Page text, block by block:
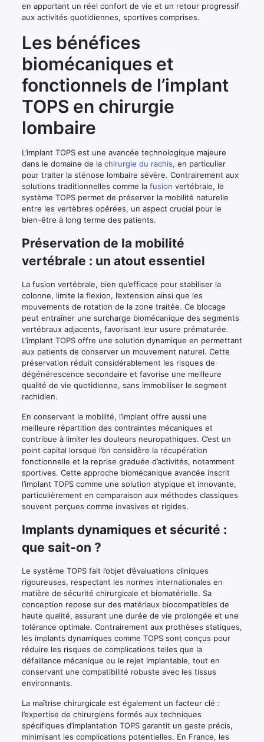
en apportant un réel confort de vie et un retour progressif
aux activités quotidiennes, sportives comprises.
Les bénéfices
biomécaniques et
fonctionnels de l’implant
TOPS en chirurgie
lombaire
L’implant TOPS est une avancée technologique majeure
dans le domaine de la chirurgie du rachis, en particulier
pour traiter la sténose lombaire sévère. Contrairement aux
solutions traditionnelles comme la fusion vertébrale, le
système TOPS permet de préserver la mobilité naturelle
entre les vertèbres opérées, un aspect crucial pour le
bien-être à long terme des patients.
Préservation de la mobilité
vertébrale : un atout essentiel
La fusion vertébrale, bien qu’efficace pour stabiliser la
colonne, limite la flexion, l’extension ainsi que les
mouvements de rotation de la zone traitée. Ce blocage
peut entraîner une surcharge biomécanique des segments
vertébraux adjacents, favorisant leur usure prématurée.
L’implant TOPS offre une solution dynamique en permettant
aux patients de conserver un mouvement naturel. Cette
préservation réduit considérablement les risques de
dégénérescence secondaire et favorise une meilleure
qualité de vie quotidienne, sans immobiliser le segment
rachidien.
En conservant la mobilité, l’implant offre aussi une
meilleure répartition des contraintes mécaniques et
contribue à limiter les douleurs neuropathiques. C’est un
point capital lorsque l’on considère la récupération
fonctionnelle et la reprise graduée d’activités, notamment
sportives. Cette approche biomécanique avancée inscrit
l’implant TOPS comme une solution atypique et innovante,
particulièrement en comparaison aux méthodes classiques
souvent perçues comme invasives et rigides.
Implants dynamiques et sécurité :
que sait-on ?
Le système TOPS fait l’objet d’évaluations cliniques
rigoureuses, respectant les normes internationales en
matière de sécurité chirurgicale et biomatérielle. Sa
conception repose sur des matériaux biocompatibles de
haute qualité, assurant une durée de vie prolongée et une
tolérance optimale. Contrairement aux prothèses statiques,
les implants dynamiques comme TOPS sont conçus pour
réduire les risques de complications telles que la
défaillance mécanique ou le rejet implantable, tout en
conservant une compatibilité robuste avec les tissus
environnants.
La maîtrise chirurgicale est également un facteur clé :
l’expertise de chirurgiens formés aux techniques
spécifiques d’implantation TOPS garantit un geste précis,
minimisant les complications potentielles. En France, les